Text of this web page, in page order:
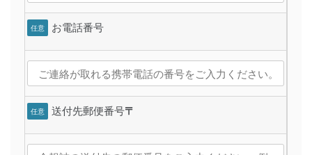
任意 お電話番号
任意 送付先郵便番号〒